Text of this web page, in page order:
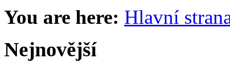
You are here: Hlavní
Nejnovější